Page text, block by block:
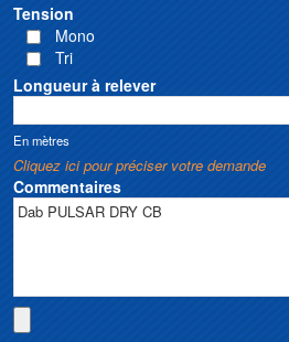
Tension
Mono
Tri
Longueur à relever
En mètres
Cliquez ici pour préciser votre demande
Commentaires